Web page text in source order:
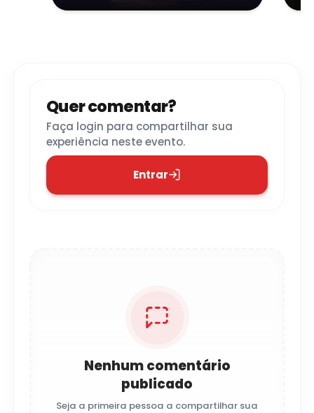
Quer comentar?
Faça login para compartilhar sua
experiência neste evento.
Entrar
Nenhum comentário
publicado
Seja a primeira pessoa a compartilhar sua